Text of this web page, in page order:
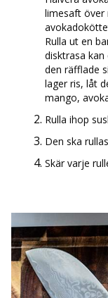
limesaft över
Rulla ut en
disktrasa
den räfflade
lager ris, låt
mango,
Rulla ihop
Den ska
Skär varje